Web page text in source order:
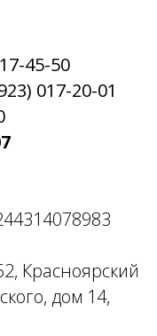
45-50
017-20-01
Красноярский
дом 14,